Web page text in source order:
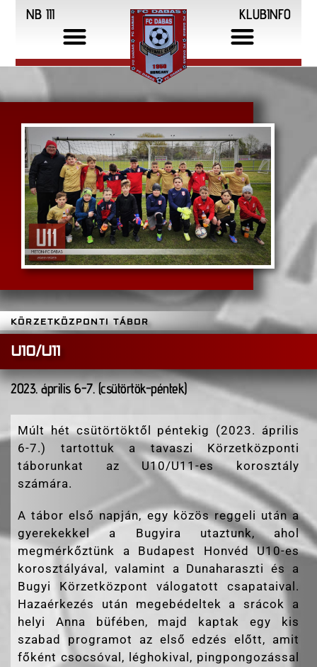
NB III KLUBINFO
KÖRZETKÖZPONTI TÁBOR
U10/U11
2023. április 6-7. (csütörtök-péntek)
Múlt hét csütörtöktől péntekig (2023. április
6-7.) tartottuk a tavaszi Körzetközponti
táborunkat az U10/U11-es korosztály
számára.
A tábor első napján, egy közös reggeli után a
gyerekekkel a Bugyira utaztunk, ahol
megmérkőztünk a Budapest Honvéd U10-es
korosztályával, valamint a Dunaharaszti és a
Bugyi Körzetközpont válogatott csapataival.
Hazaérkezés után megebédeltek a srácok a
helyi Anna büfében, majd kaptak egy kis
szabad programot az első edzés előtt, amit
főként csocsóval, léghokival, pingpongozással